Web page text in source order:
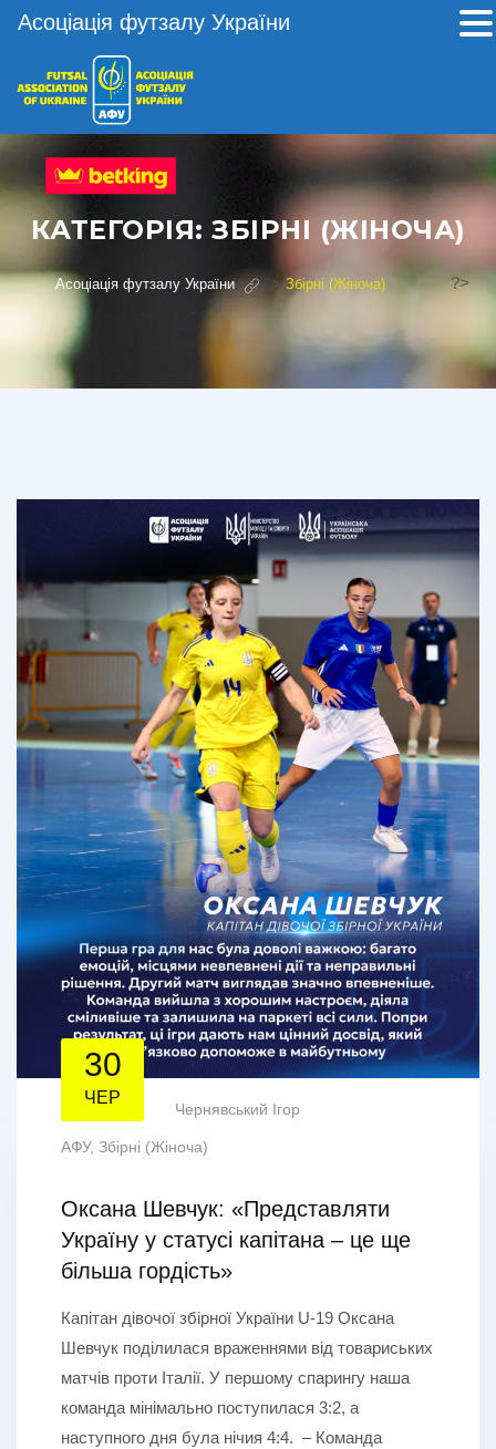
КАТЕГОРІЯ: ЗБІРНІ (ЖІНОЧА)
Асоціація футзалу України >Збірні (Жіноча) ?>
30
ЧЕР
Чернявський Ігор
АФУ, Збірні (Жіноча)
Оксана Шевчук: «Представляти
Україну у статусі капітана – це ще
більша гордість»
Капітан дівочої збірної України U-19 Оксана
Шевчук поділилася враженнями від товариських
матчів проти Італії. У першому спарингу наша
команда мінімально поступилася 3:2, а
наступного дня була нічия 4:4. – Команда
Асоціація футзалу України